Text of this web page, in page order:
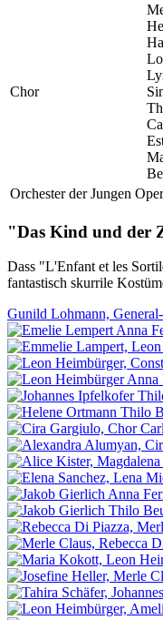
Chor
Orchester der Jungen
"Das Kind und der
Dass "L'Enfant et les
fantastisch skurrile
Gunild Lohmann,